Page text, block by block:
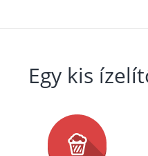
Egy kis